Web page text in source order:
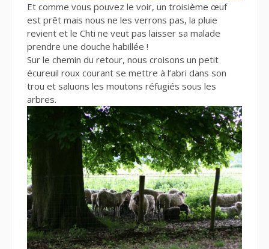
Et comme vous pouvez le voir, un troisième œuf
est prêt mais nous ne les verrons pas, la pluie
revient et le Chti ne veut pas laisser sa malade
prendre une douche habillée !
Sur le chemin du retour, nous croisons un petit
écureuil roux courant se mettre à l’abri dans son
trou et saluons les moutons réfugiés sous les
arbres.